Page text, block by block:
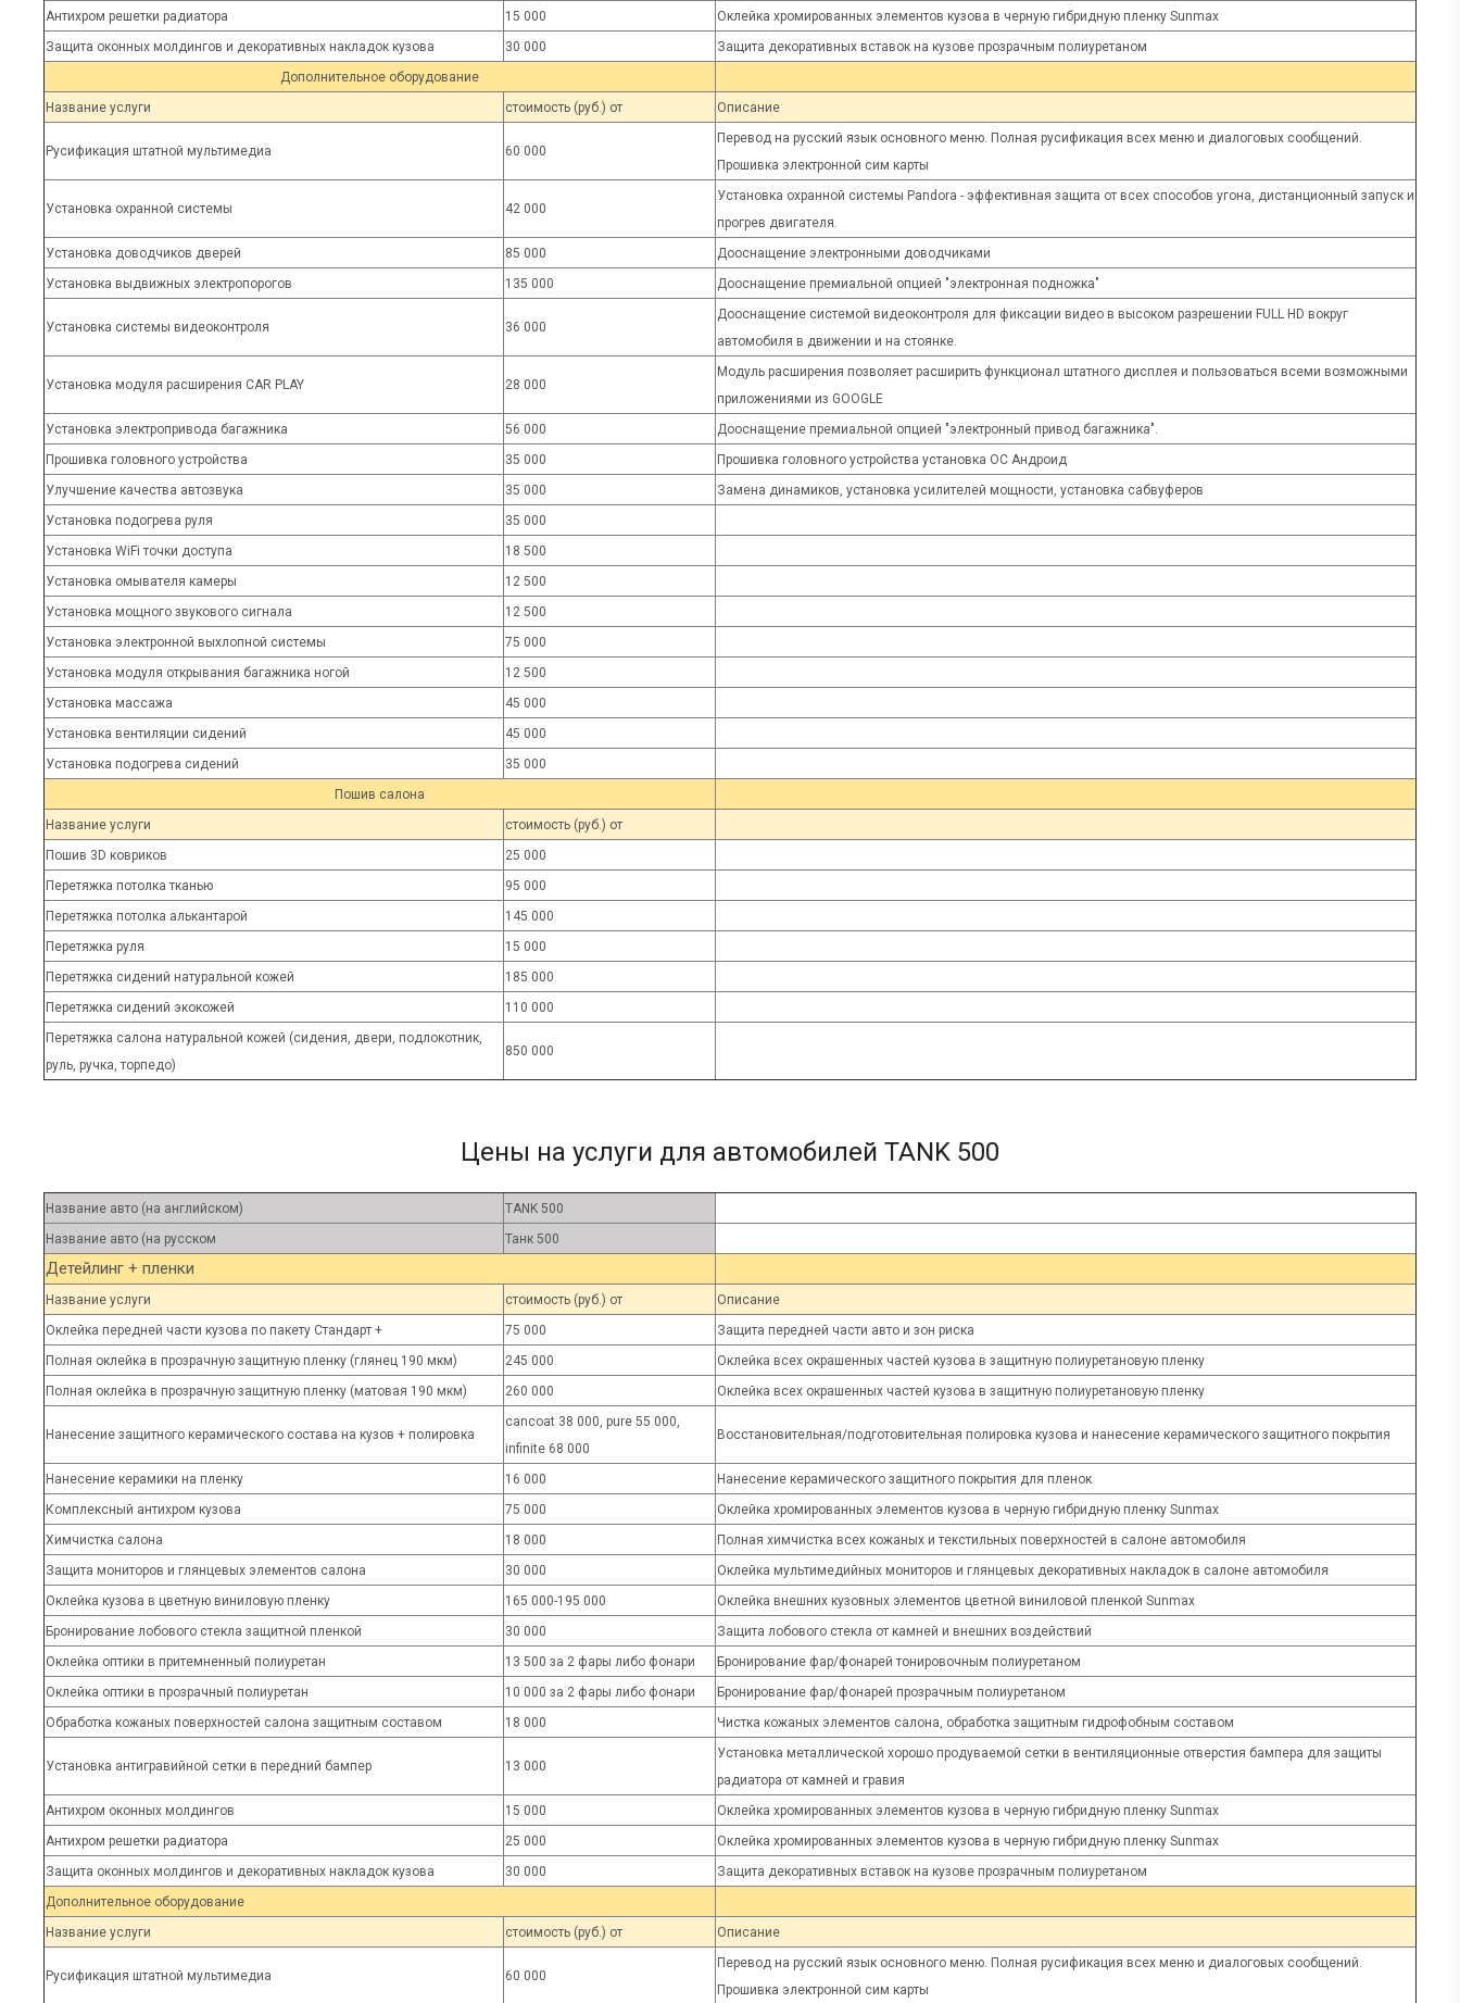
Антихром решетки радиатора
15 000
Оклейка хромированных элементов кузова в черную гибридную пленку Sunmax
Защита оконных молдингов и декоративных накладок кузова
30 000
Защита декоративных вставок на кузове прозрачным полиуретаном
Дополнительное оборудование
Название услуги
стоимость (руб.) от Описание
Русификация штатной мультимедиа 60 000
Перевод на русский язык основного меню. Полная русификация всех меню и диалоговых сообщений.
Прошивка электронной сим карты
Установка охранной системы 42 000
Установка охранной системы Pandora - эффективная защита от всех способов угона, дистанционный запуск и
прогрев двигателя.
Установка доводчиков дверей
85 000
Дооснащение электронными доводчиками
Установка выдвижных электропорогов
135 000 Дооснащение премиальной опцией "электронная подножка"
Установка системы видеоконтроля 36 000
Дооснащение системой видеоконтроля для фиксации видео в высоком разрешении FULL HD вокруг
автомобиля в движении и на стоянке.
Установка модуля расширения CAR PLAY 28 000
Модуль расширения позволяет расширить функционал штатного дисплея и пользоваться всеми возможными
приложениями из GOOGLE
Установка электропривода багажника
56 000
Дооснащение премиальной опцией "электронный привод багажника".
Прошивка головного устройства
35 000
Прошивка головного устройства установка ОС Андроид
Улучшение качества автозвука
35 000
Замена динамиков, установка усилителей мощности, установка сабвуферов
Установка подогрева руля
35 000
Установка WiFi точки доступа
18 500
Установка омывателя камеры
12 500
Установка мощного звукового сигнала
12 500
Установка электронной выхлопной системы
75 000
Установка модуля открывания багажника ногой
12 500
Установка массажа
45 000
Установка вентиляции сидений
45 000
Установка подогрева сидений
35 000
Пошив салона
Название услуги
стоимость (руб.) от
Пошив 3D ковриков
25 000
Перетяжка потолка тканью
95 000
Перетяжка потолка алькантарой
145 000
Перетяжка руля
15 000
Перетяжка сидений натуральной кожей
185 000
Перетяжка сидений экокожей
110 000
Перетяжка салона натуральной кожей (сидения, двери, подлокотник,
руль, ручка, торпедо)
850 000
Цены на услуги для автомобилей TANK 500
Название авто (на английском)
TANK 500
Название авто (на русском
Танк 500
Детейлинг + пленки
Название услуги стоимость (руб.) от
Описание
Оклейка передней части кузова по пакету Стандарт +
75 000
Защита передней части авто и зон риска
Полная оклейка в прозрачную защитную пленку (глянец 190 мкм)
245 000
Оклейка всех окрашенных частей кузова в защитную полиуретановую пленку
Полная оклейка в прозрачную защитную пленку (матовая 190 мкм)
260 000 Оклейка всех окрашенных частей кузова в защитную полиуретановую пленку
Нанесение защитного керамического состава на кузов + полировка
cancoat 38 000, pure 55 000,
infinite 68 000
Восстановительная/подготовительная полировка кузова и нанесение керамического защитного покрытия
Нанесение керамики на пленку 16 000
Нанесение керамического защитного покрытия для пленок
Комплексный антихром кузова
75 000
Оклейка хромированных элементов кузова в черную гибридную пленку Sunmax
Химчистка салона
18 000
Полная химчистка всех кожаных и текстильных поверхностей в салоне автомобиля
Защита мониторов и глянцевых элементов салона
30 000
Оклейка мультимедийных мониторов и глянцевых декоративных накладок в салоне автомобиля
Оклейка кузова в цветную виниловую пленку
165 000-195 000
Оклейка внешних кузовных элементов цветной виниловой пленкой Sunmax
Бронирование лобового стекла защитной пленкой
30 000
Защита лобового стекла от камней и внешних воздействий
Оклейка оптики в притемненный полиуретан
13 500 за 2 фары либо фонари
Бронирование фар/фонарей тонировочным полиуретаном
Оклейка оптики в прозрачный полиуретан
10 000 за 2 фары либо фонари
Бронирование фар/фонарей прозрачным полиуретаном
Обработка кожаных поверхностей салона защитным составом
18 000 Чистка кожаных элементов салона, обработка защитным гидрофобным составом
Установка антигравийной сетки в передний бампер 13 000
Установка металлической хорошо продуваемой сетки в вентиляционные отверстия бампера для защиты
радиатора от камней и гравия
Антихром оконных молдингов
15 000
Оклейка хромированных элементов кузова в черную гибридную пленку Sunmax
Антихром решетки радиатора
25 000
Оклейка хромированных элементов кузова в черную гибридную пленку Sunmax
Защита оконных молдингов и декоративных накладок кузова
30 000
Защита декоративных вставок на кузове прозрачным полиуретаном
Дополнительное оборудование
Название услуги
стоимость (руб.) от Описание
Русификация штатной мультимедиа 60 000
Перевод на русский язык основного меню. Полная русификация всех меню и диалоговых сообщений.
Прошивка электронной сим карты